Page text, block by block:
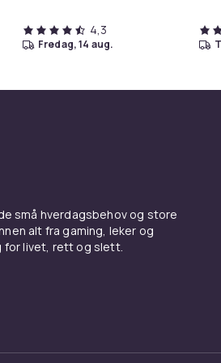
4,3
fredag, 14 aug.
små hverdagsbehov og store
alt fra gaming, leker og
for livet, rett og slett.